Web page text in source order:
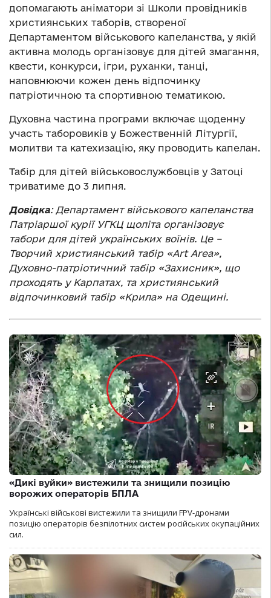
допомагають аніматори зі Школи провідників
християнських таборів, створеної
Департаментом військового капеланства, у якій
активна молодь організовує для дітей змагання,
квести, конкурси, ігри, руханки, танці,
наповнюючи кожен день відпочинку
патріотичною та спортивною тематикою.
Духовна частина програми включає щоденну
участь таборовиків у Божественній Літургії,
молитви та катехизацію, яку проводить капелан.
Табір для дітей військовослужбовців у Затоці
триватиме до 3 липня.
Довідка:Департамент військового капеланства
Патріаршої курії УГКЦ щоліта організовує
табори для дітей українських воїнів. Це –
Творчий християнський табір «Art Area»,
Духовно-патріотичний табір «Захисник», що
проходять у Карпатах, та християнський
відпочинковий табір «Крила» на Одещині.
«Дикі вуйки» вистежили та знищили позицію
ворожих операторів БПЛА
Українські військові вистежили та знищили FPV-дронами
позицію операторів безпілотних систем російських окупаційних
сил.